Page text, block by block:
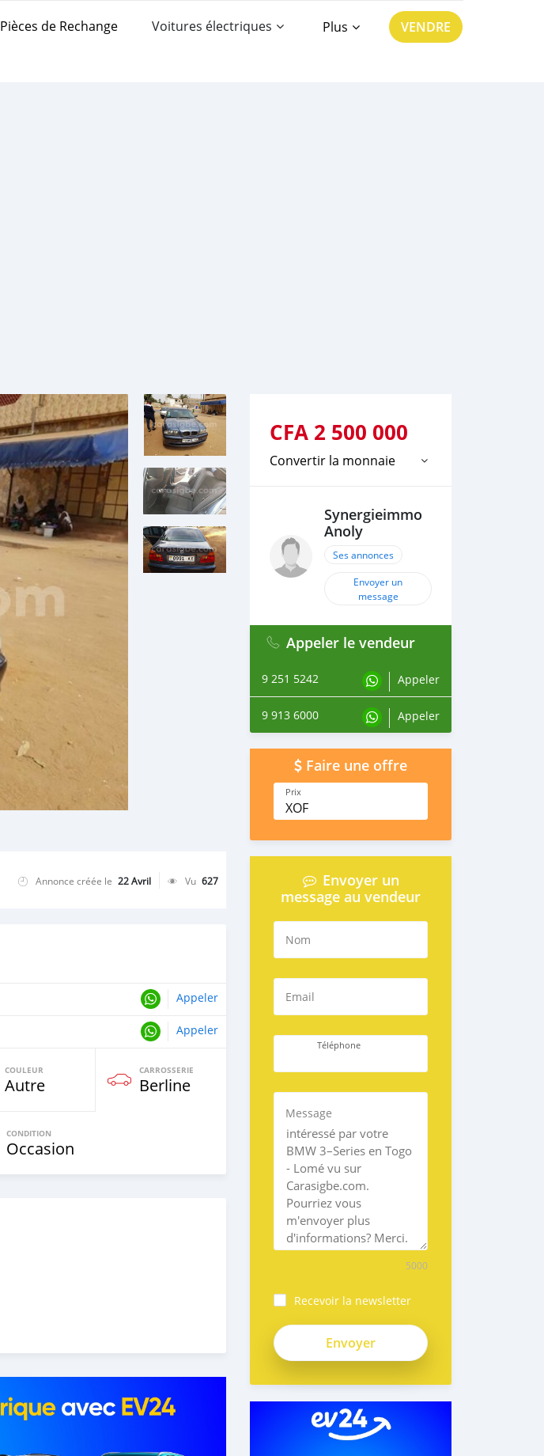
Pièces de Rechange Voitures électriques Plus VENDRE
Annonce créée le 22 Avril Vu 627
Appeler
Appeler
COULEUR
Autre
CARROSSERIE
Berline
CONDITION
Occasion
CFA 2 500 000
Convertir la monnaie
Synergieimmo
Anoly
Ses annonces
Envoyer un
message
Appeler le vendeur
9 251 5242 Appeler
9 913 6000 Appeler
Faire une offre
Prix
XOF
Envoyer un
message au vendeur
Nom
Email
Téléphone
Message
5000
Recevoir la newsletter
caMNPYDsLcMHo1c99YX-